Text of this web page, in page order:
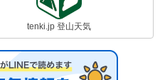
tenki.jp 登山天気